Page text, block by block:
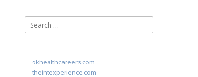
Search
for:
okhealthcareers.com
theintexperience.com